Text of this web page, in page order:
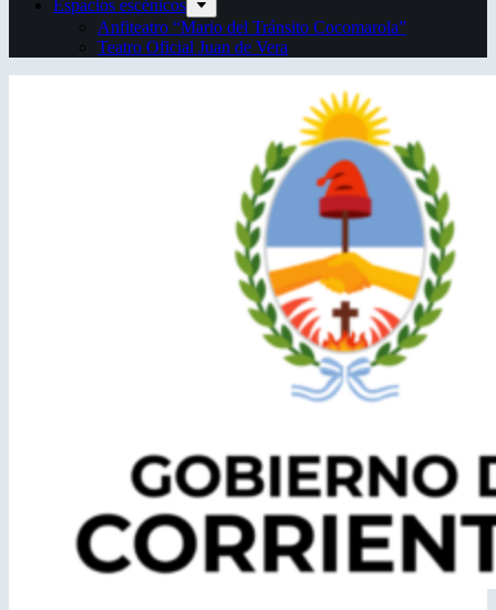
Espacios escénicos
Anfiteatro “Mario del Tránsito Cocomarola”
Teatro Oficial Juan de Vera